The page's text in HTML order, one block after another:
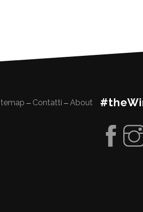
— Contatti —About